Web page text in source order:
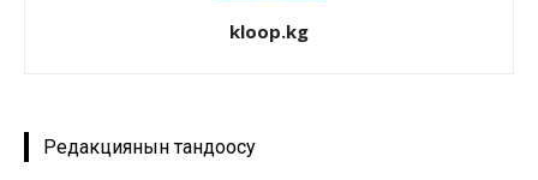
kloop.kg
Редакциянын тандоосу